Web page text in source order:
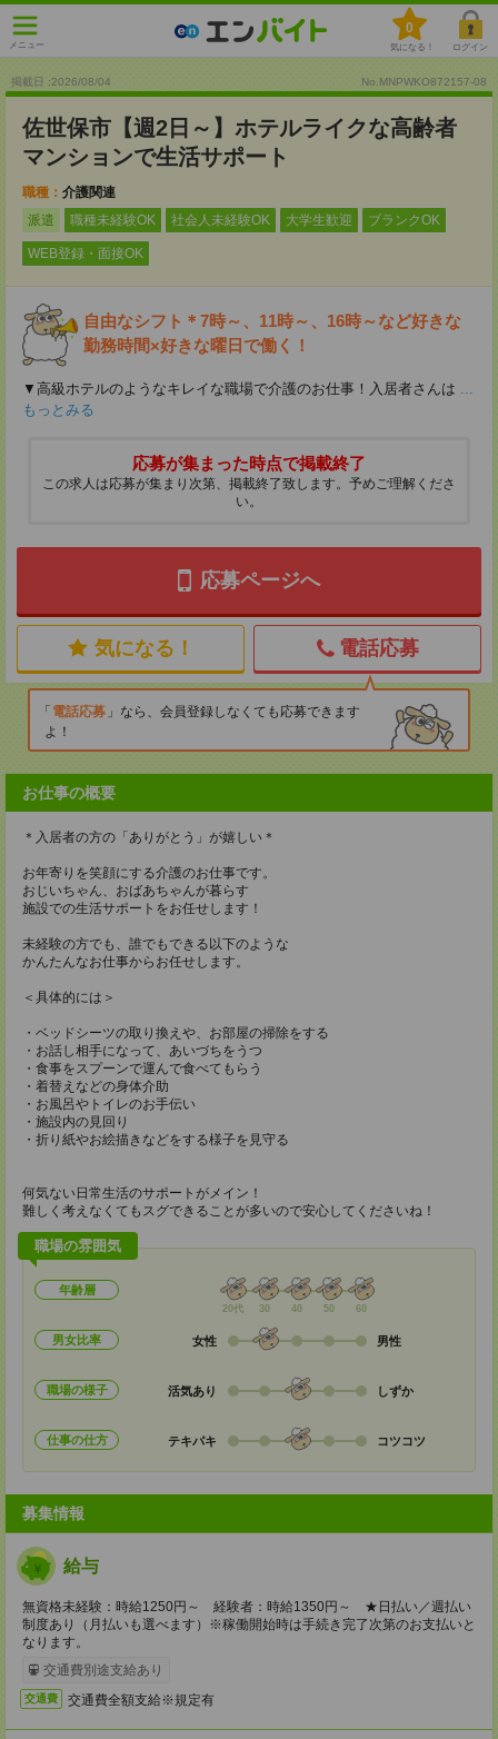
メニュー
0
気になる！ ログイン
掲載日 :2026/08/04 No.MNPWKO872157-08
佐世保市【週2日～】ホテルライクな高齢者
マンションで生活サポート
職種： 介護関連
派遣
職種未経験OK 社会人未経験OK 大学生歓迎 ブランクOK
WEB登録・面接OK
自由なシフト＊7時～、11時～、16時～など好きな
勤務時間×好きな曜日で働く！
▼高級ホテルのようなキレイな職場で介護のお仕事！入居者さんは ...
もっとみる
応募が集まった時点で掲載終了
この求人は応募が集まり次第、掲載終了致します。予めご理解くださ
い。
応募ページへ
気になる！ 電話応募
電話応募
なら、会員登録しなくても応募できます
よ！
お仕事の概要
＊入居者の方の「ありがとう」が嬉しい＊
お年寄りを笑顔にする介護のお仕事です。
おじいちゃん、おばあちゃんが暮らす
施設での生活サポートをお任せします！
未経験の方でも、誰でもできる以下のような
かんたんなお仕事からお任せします。
＜具体的には＞
・ベッドシーツの取り換えや、お部屋の掃除をする
・お話し相手になって、あいづちをうつ
・食事をスプーンで運んで食べてもらう
・着替えなどの身体介助
・お風呂やトイレのお手伝い
・施設内の見回り
・折り紙やお絵描きなどをする様子を見守る
何気ない日常生活のサポートがメイン！
難しく考えなくてもスグできることが多いので安心してくださいね！
職場の雰囲気
年齢層
20代 30 40 50 60
男女比率 女性 男性
職場の様子 活気あり しずか
仕事の仕方 テキパキ コツコツ
募集情報
給与
無資格未経験：時給1250円～ 経験者：時給1350円～ ★日払い／週払い
制度あり（月払いも選べます）※稼働開始時は手続き完了次第のお支払いと
なります。
交通費別途支給あり
交通費 交通費全額支給※規定有